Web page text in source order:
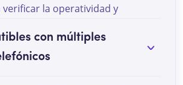
verificar la operatividad y
con múltiples